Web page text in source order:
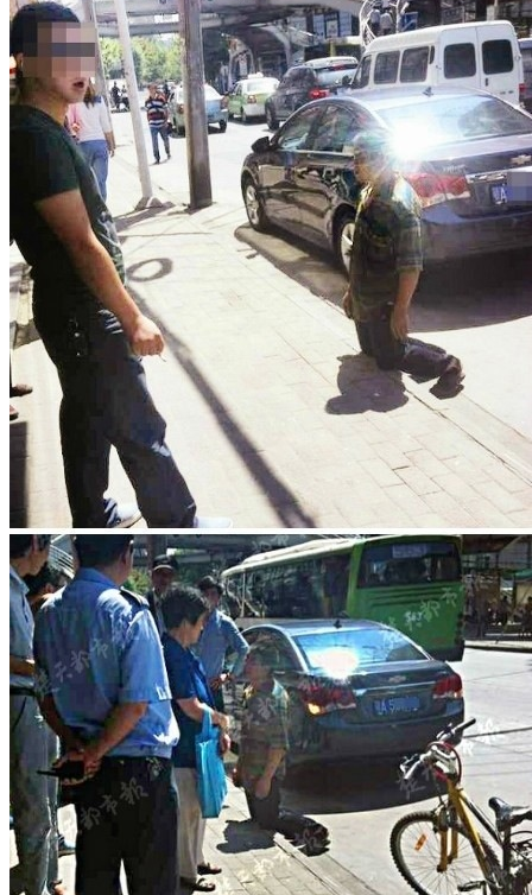
丑闻 差评 2023-02-01
县级发展改革部门应指导以工代赈项目业
主，能用人工尽量不用机械
前言 现在国家发展和改革委员会提议，县级发展改革部门应
指导以工代赈项目业主：“能用人工尽量不用机械，能组织当
地群众务工 ...
丑闻 娱乐 微拍 迷你照 2023-01-12
美女戴璐副局长与张副局长的视频曝光